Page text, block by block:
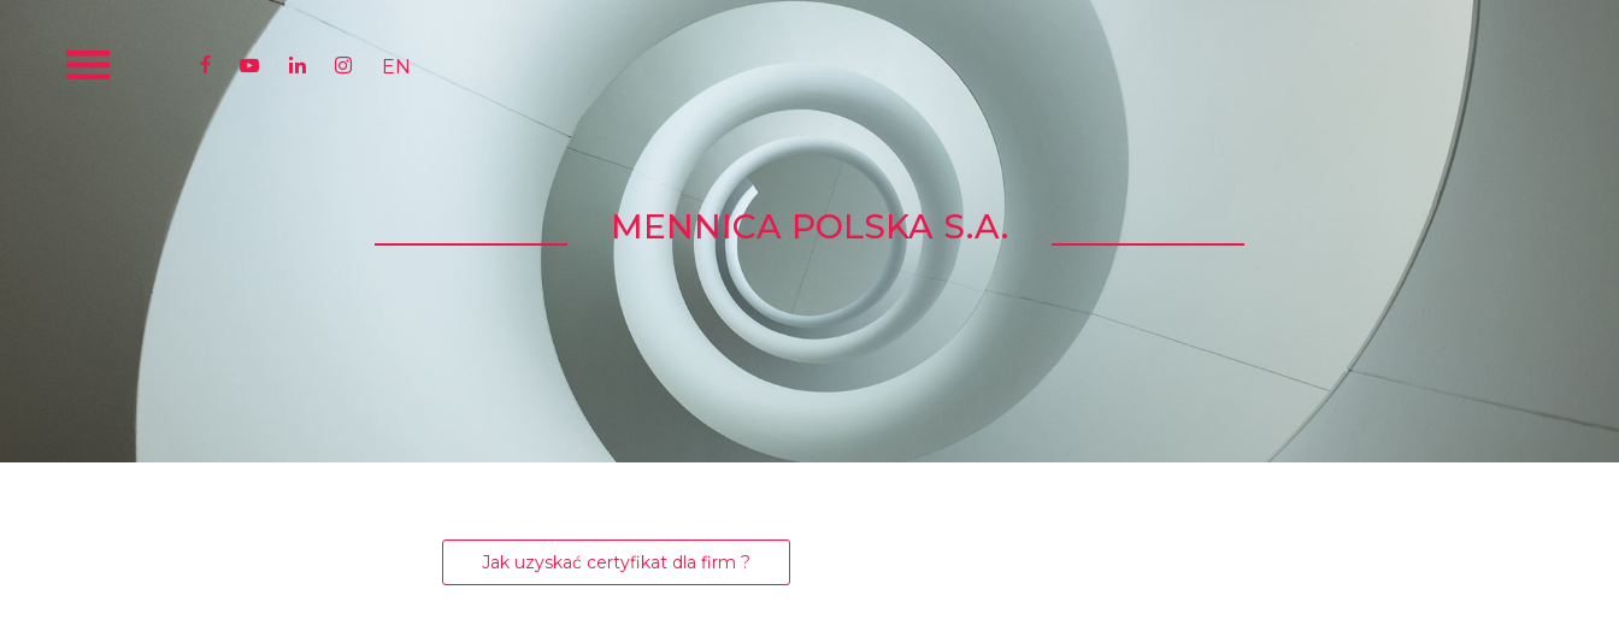
    EN
MENNICA POLSKA S.A.
Jak uzyskać certyfikat dla firm ?